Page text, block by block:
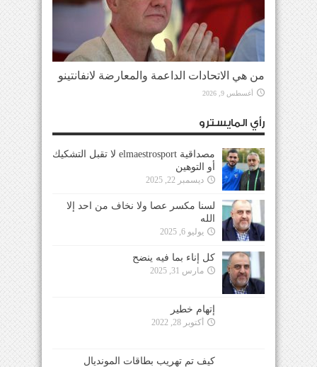
من هي الاتحادات الداعمة والمعارضة لانفانتينو
أغسطس 9, 2026
رأي المايسترو
مصداقية elmaestrosport لا تقبل التشكيك
أو التوهين
ديسمبر 22, 2025
لسنا مكسر عصا ولا نخاف من احد إلا
الله
يوليو 6, 2025
كل إناء بما فيه ينضح
مارس 31, 2025
إتهام خطير
أكتوبر 28, 2022
كيف تم تهريب بطاقات المونديال